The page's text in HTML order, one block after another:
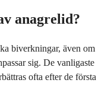
anagrelid?
biverkningar, även om
sig. De vanligaste
ofta efter de första